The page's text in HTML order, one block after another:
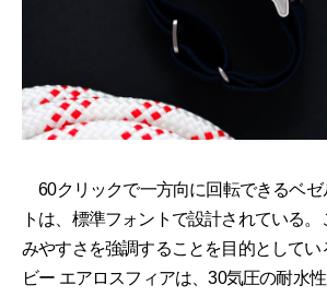
60クリックで一方向に回転できるベゼ
トは、標準フォントで設計されている
みやすさを強調することを目的としてい
ビー エアロスフィアは、30気圧の耐水